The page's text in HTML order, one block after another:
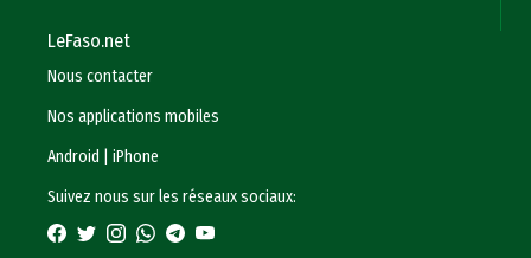
LeFaso.net
Nous contacter
Nos applications mobiles
Android
|iPhone
Suivez nous sur les réseaux sociaux: